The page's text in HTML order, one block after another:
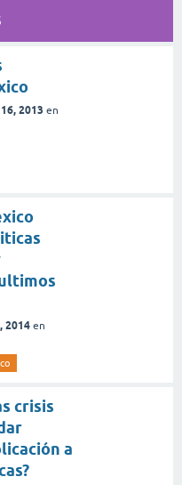
2013 en
2014 en
crisis
a